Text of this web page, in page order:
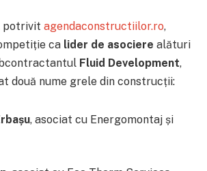
potrivit agendaconstructiilor.ro,
ca lider de asociere alături
Fluid Development,
două nume grele din construcții:
, asociat cu Energomontaj și